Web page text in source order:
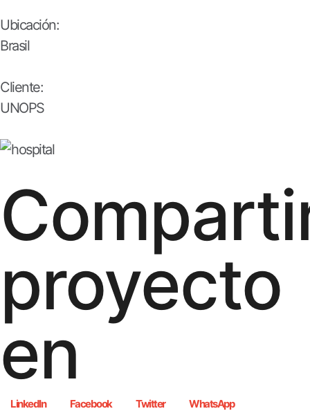
Ubicación:
Brasil
Cliente:
UNOPS
proyecto
en
LinkedIn Facebook Twitter WhatsApp